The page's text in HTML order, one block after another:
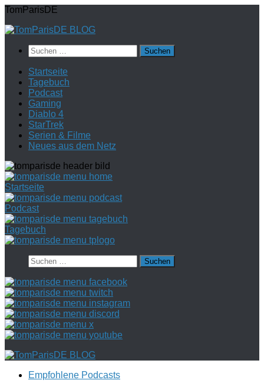
Zum
springen
TomParisDE
Suchen
nach:
Startseite
Tagebuch
Podcast
Gaming
Diablo 4
StarTrek
Serien & Filme
Neues aus dem Netz
Startseite
Podcast
Tagebuch
Suchen
nach:
Empfohlene Podcasts